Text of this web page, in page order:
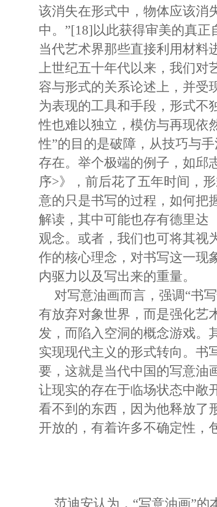
该消失在形式中，物体应该消
中。”[18]以此获得审美的真
当代艺术界那些直接利用材料
上世纪五十年代以来，我们对
容与形式的关系论述上，并受
为表现的工具和手段，形式不
性也难以独立，模仿与再现依
性”的目的是破障，从技巧与
存在。举个极端的例子，如邱
序>》，前后花了五年时间，
意的只是书写的过程，如何把
解读，其中可能也存有德里达
观念。或者，我们也可将其视
作的核心理念，对书写这一现
内驱力以及写出来的重量。
对写意油画而言，强调“书
有放弃对象世界，而是强化艺
发，而陷入空洞的概念游戏。
实现现代主义的形式转向。书
要，这就是当代中国的写意油
让现实的存在于临场状态中敞
看不到的东西，因为他释放了
开放的，有着许多不确定性，
范迪安认为，“写意油画”的